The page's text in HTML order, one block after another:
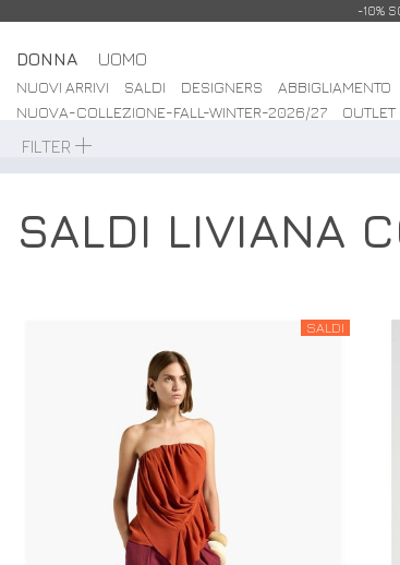
DONNA UOMO
NUOVI ARRIVI SALDI DESIGNERS ABBIGLIAMENTO
NUOVA-COLLEZIONE-FALL-WINTER-2026/27
OUTLET
-10%
FILTER
SALDI LIVIANA
SALDI